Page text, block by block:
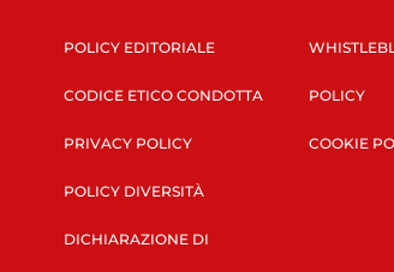
POLICY EDITORIALE
CODICE ETICO CONDOTTA
PRIVACY POLICY
POLICY DIVERSITÀ
DICHIARAZIONE DI
POLICY
COOKIE